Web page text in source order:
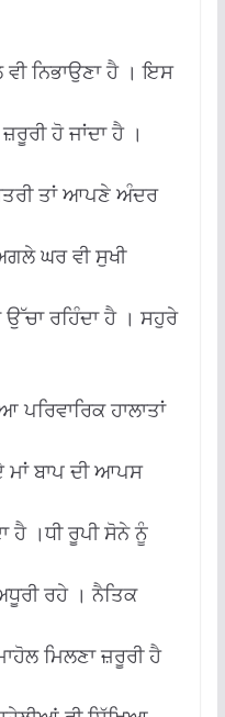
ਵੀ ਨਿਭਾਉਣਾ ਹੈ । ਇਸ
ਹੋ ਜਾਂਦਾ ਹੈ ।
ਤਾਂ ਆਪਣੇ ਅੰਦਰ
ਘਰ ਵੀ ਸੁਖੀ
ਉੱਚਾ ਰਹਿੰਦਾ ਹੈ । ਸਹੁਰੇ
ਪਰਿਵਾਰਿਕ ਹਾਲਾਤਾਂ
ਮਾਂ ਬਾਪ ਦੀ ਆਪਸ
ਹੈ ।ਧੀ ਰੂਪੀ ਸੋਨੇ ਨੂੰ
ਰਹੇ । ਨੈਤਿਕ
ਮਿਲਣਾ ਜ਼ਰੂਰੀ ਹੈ